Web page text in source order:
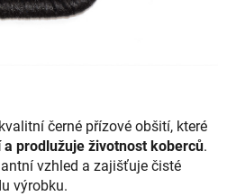
černé přízové obšití, které
prodlužuje životnost koberců.
vzhled a zajišťuje čisté
výrobku.